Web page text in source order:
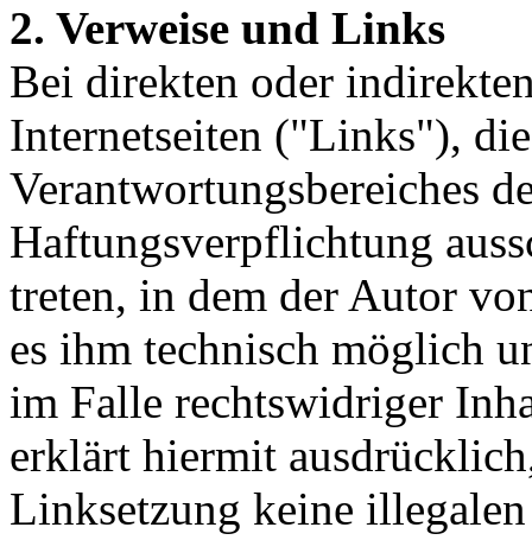
2. Verweise und Links
Bei direkten oder
Internetseiten ("Links"),
Verantwortungsbereiches
Haftungsverpflichtung
treten, in dem der Autor
es ihm technisch möglich
im Falle rechtswidriger
erklärt hiermit
Linksetzung keine